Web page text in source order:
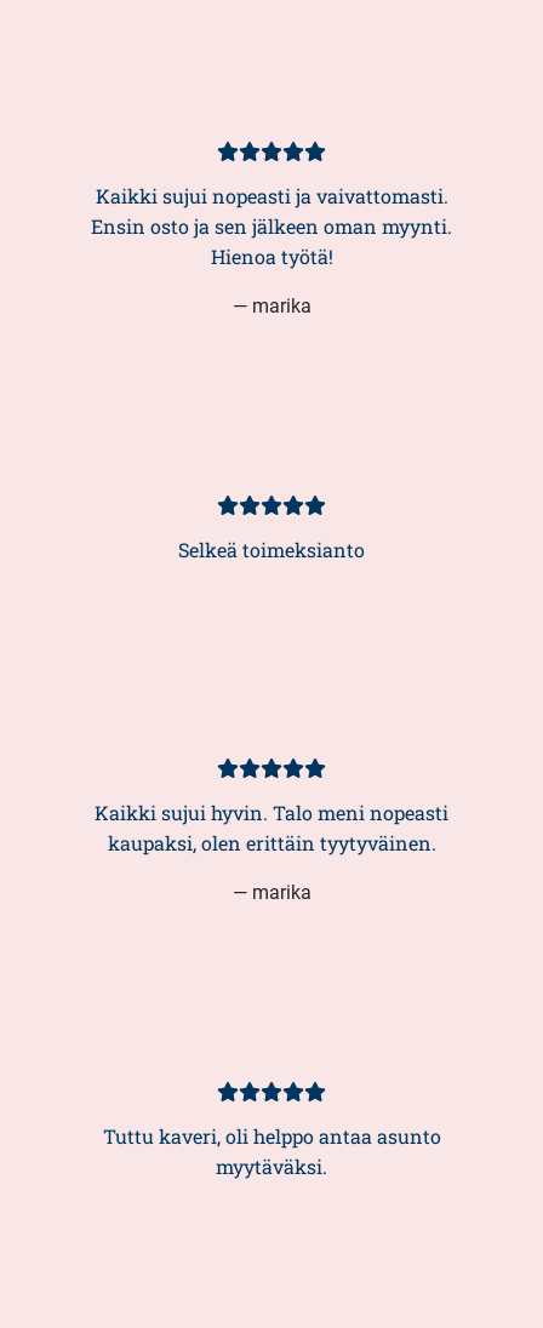
Kundbetyg
Kaikki sujui nopeasti ja vaivattomasti.
Ensin osto ja sen jälkeen oman myynti.
Hienoa työtä!
— marika
Kundbetyg
5/5
Selkeä toimeksianto
Kundbetyg
5/5
Kaikki sujui hyvin. Talo meni nopeasti
kaupaksi, olen erittäin tyytyväinen.
— marika
Kundbetyg
5/5
Tuttu kaveri, oli helppo antaa asunto
myytäväksi.